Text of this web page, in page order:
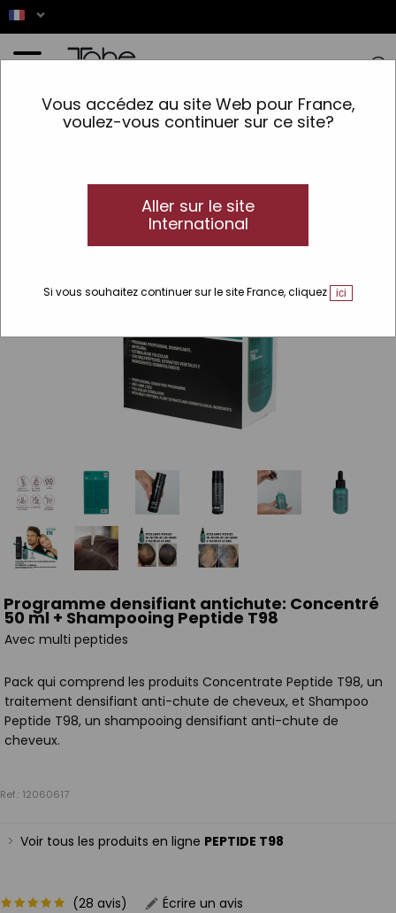
Vous accédez au site Web pour France,
voulez-vous continuer sur ce site?
Aller sur le site
International
Si vous souhaitez continuer sur le site France, cliquez ici
>Cheveux >Soins Spécifiques > Solución Anti-Caída >Ampoules anti-chute
Programme densifiant antichute: Concentré 50 ml + Shampooing
Programme densifiant antichute: Concentré
50 ml + Shampooing Peptide T98
Avec multi peptides
Pack qui comprend les produits Concentrate Peptide T98, un
traitement densifiant anti-chute de cheveux, et Shampoo
Peptide T98, un shampooing densifiant anti-chute de
cheveux.
Ref.: 12060617
Voir tous les produits en ligne PEPTIDE T98
(28 avis) Écrire un avis